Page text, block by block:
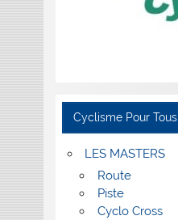
Cyclisme Pour Tous
LES MASTERS
Route
Piste
Cyclo Cross